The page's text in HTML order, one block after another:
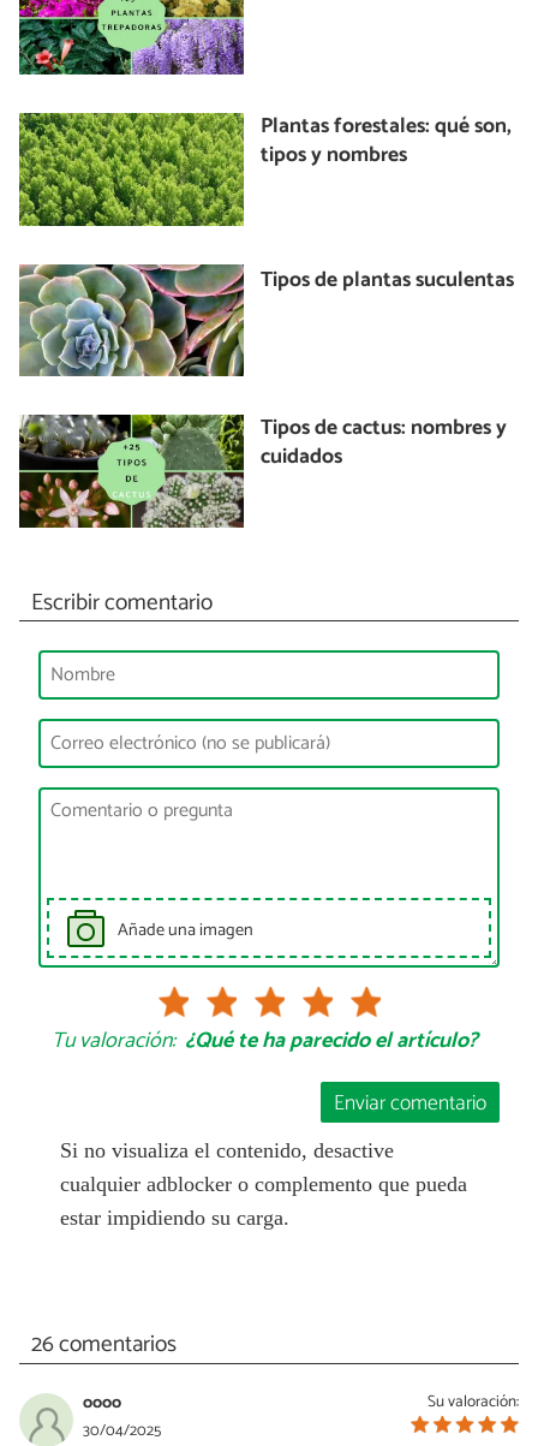
Plantas forestales: qué son,
tipos y nombres
Tipos de plantas suculentas
Tipos de cactus: nombres y
cuidados
Escribir comentario
Añade una imagen
Tu valoración: ¿Qué te ha parecido el artículo?
Enviar comentario
Si no visualiza el contenido, desactive
cualquier adblocker o complemento que pueda
estar impidiendo su carga.
26 comentarios
Su valoración:
oooo
30/04/2025